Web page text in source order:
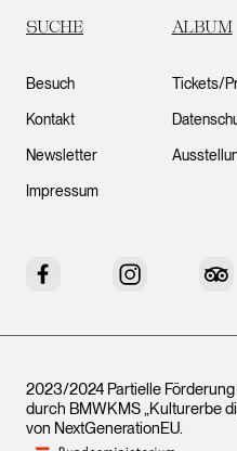
SUCHE ALBUM
Besuch
Kontakt
Newsletter
Impressum
Tickets/
Facebook Instagram
2023/2024 Partielle
durch BMWKMS „Kulturerbe
von NextGenerationEU.